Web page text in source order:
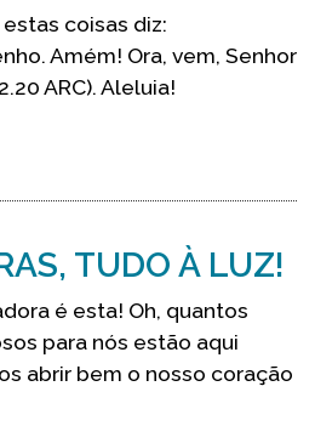
coisas diz:
Amém! Ora, vem, Senhor
ARC). Aleluia!
TUDO À LUZ!
é esta! Oh, quantos
para nós estão aqui
abrir bem o nosso coração